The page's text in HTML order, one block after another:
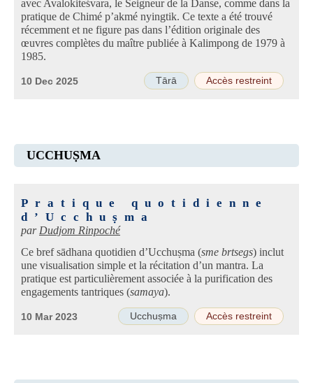
avec Avalokiteśvara, le Seigneur de la Danse, comme dans la
pratique de Chimé p’akmé nyingtik. Ce texte a été trouvé
récemment et ne figure pas dans l’édition originale des
œuvres complètes du maître publiée à Kalimpong de 1979 à
1985.
Tārā Accès restreint
10 Dec 2025
UCCHUṢMA
Pratique quotidienne
d’Ucchuṣma
parDudjom Rinpoché
Ce bref sādhana quotidien d’Ucchuṣma (sme brtsegs) inclut
une visualisation simple et la récitation d’un mantra. La
pratique est particulièrement associée à la purification des
engagements tantriques (samaya).
Ucchuṣma Accès restreint
10 Mar 2023